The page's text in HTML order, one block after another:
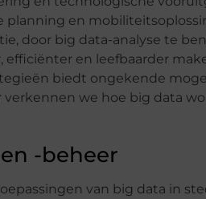
planning en
door big data-analyse te
en leefbaarder
biedt ongekende
verkennen we hoe big data
-beheer
van big data in